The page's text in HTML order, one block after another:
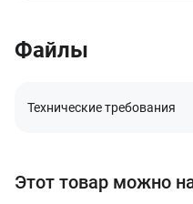
Файлы
Технические требования
Этот товар можно